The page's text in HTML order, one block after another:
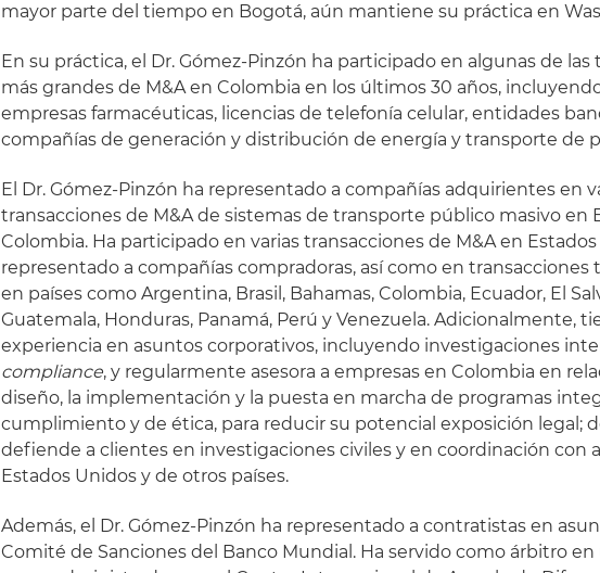
mayor parte del tiempo en Bogotá, aún mantiene su práctica en
En su práctica, el Dr. Gómez-Pinzón ha participado en algunas de las
más grandes de M&A en Colombia en los últimos 30 años,
empresas farmacéuticas, licencias de telefonía celular, entidades
compañías de generación y distribución de energía y transporte de
El Dr. Gómez-Pinzón ha representado a compañías adquirientes en
transacciones de M&A de sistemas de transporte público masivo en
Colombia. Ha participado en varias transacciones de M&A en
representado a compañías compradoras, así como en transacciones
en países como Argentina, Brasil, Bahamas, Colombia, Ecuador, El
Guatemala, Honduras, Panamá, Perú y Venezuela. Adicionalmente,
experiencia en asuntos corporativos, incluyendo investigaciones
compliance, y regularmente asesora a empresas en Colombia en
diseño, la implementación y la puesta en marcha de programas
cumplimiento y de ética, para reducir su potencial exposición legal;
defiende a clientes en investigaciones civiles y en coordinación con
Estados Unidos y de otros países.
Además, el Dr. Gómez-Pinzón ha representado a contratistas en
Comité de Sanciones del Banco Mundial. Ha servido como árbitro